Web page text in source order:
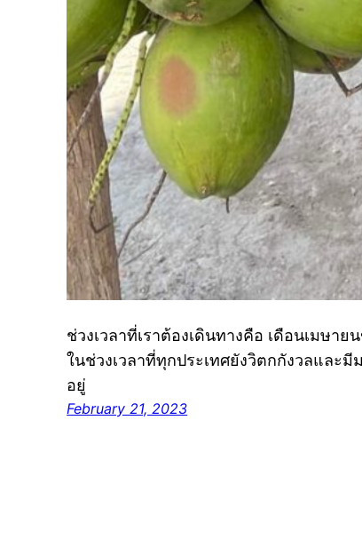
ช่วงเวลาที่เราต้องเดินทางคือ เดือนเมษา
ในช่วงเวลาที่ทุกประเทศยังวิตกกังวลและ
อยู่
February 21, 2023